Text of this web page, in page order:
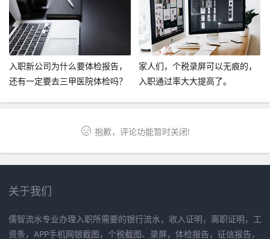
入职新公司为什么要体检报告，
还有一定要去三甲医院体检吗？
家人们，个税录屏可以无痕的，
入职通过率大大提高了。
抱歉，评论功能暂时关闭!
关于我们
儒智流水专业办理入职所需要的银行流水，收入证明，离职证明，工
资条，APP手机网银截图，个税截图、录屏，体检报告，征信报告，